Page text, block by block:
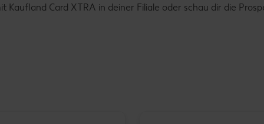
Card XTRA in deiner Filiale oder schau dir die